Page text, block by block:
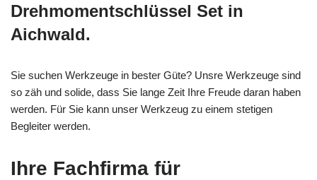
Drehmomentschlüssel Set in
Aichwald.
Sie suchen Werkzeuge in bester Güte? Unsre Werkzeuge sind
so zäh und solide, dass Sie lange Zeit Ihre Freude daran haben
werden. Für Sie kann unser Werkzeug zu einem stetigen
Begleiter werden.
Ihre Fachfirma für